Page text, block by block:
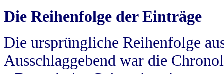
Die Reihenfolge der Einträge
Die ursprüngliche Reihenfolge
Ausschlaggebend war die